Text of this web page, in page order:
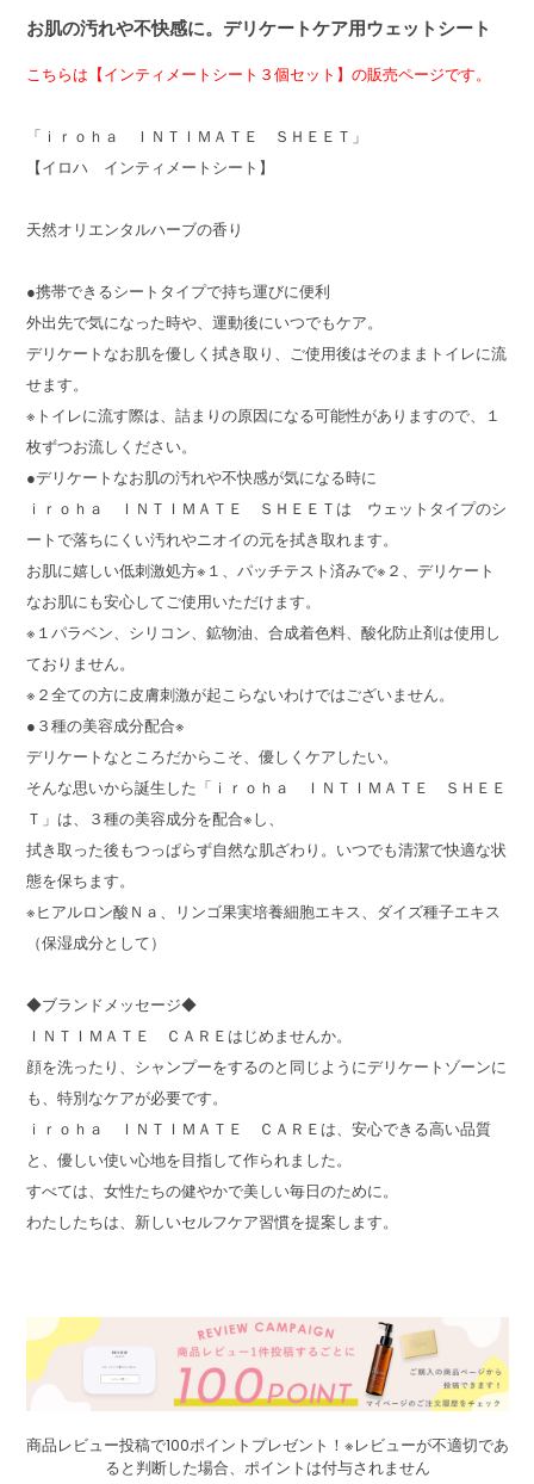
お肌の汚れや不快感に。デリケートケア用ウェットシート
こちらは【インティメートシート３個セット】の販売ページです。
「ｉｒｏｈａ ＩＮＴＩＭＡＴＥ ＳＨＥＥＴ」
【イロハ インティメートシート】
天然オリエンタルハーブの香り
●携帯できるシートタイプで持ち運びに便利
外出先で気になった時や、運動後にいつでもケア。
デリケートなお肌を優しく拭き取り、ご使用後はそのままトイレに流
せます。
※トイレに流す際は、詰まりの原因になる可能性がありますので、１
枚ずつお流しください。
●デリケートなお肌の汚れや不快感が気になる時に
ｉｒｏｈａ ＩＮＴＩＭＡＴＥ ＳＨＥＥＴは ウェットタイプのシ
ートで落ちにくい汚れやニオイの元を拭き取れます。
お肌に嬉しい低刺激処方※１、パッチテスト済みで※２、デリケート
なお肌にも安心してご使用いただけます。
※１パラベン、シリコン、鉱物油、合成着色料、酸化防止剤は使用し
ておりません。
※２全ての方に皮膚刺激が起こらないわけではございません。
●３種の美容成分配合※
デリケートなところだからこそ、優しくケアしたい。
そんな思いから誕生した「ｉｒｏｈａ ＩＮＴＩＭＡＴＥ ＳＨＥＥ
Ｔ」は、３種の美容成分を配合※し、
拭き取った後もつっぱらず自然な肌ざわり。いつでも清潔で快適な状
態を保ちます。
※ヒアルロン酸Ｎａ、リンゴ果実培養細胞エキス、ダイズ種子エキス
（保湿成分として）
◆ブランドメッセージ◆
ＩＮＴＩＭＡＴＥ ＣＡＲＥはじめませんか。
顔を洗ったり、シャンプーをするのと同じようにデリケートゾーンに
も、特別なケアが必要です。
ｉｒｏｈａ ＩＮＴＩＭＡＴＥ ＣＡＲＥは、安心できる高い品質
と、優しい使い心地を目指して作られました。
すべては、女性たちの健やかで美しい毎日のために。
わたしたちは、新しいセルフケア習慣を提案します。
商品レビュー投稿で100ポイントプレゼント！※レビューが不適切であ
ると判断した場合、ポイントは付与されません